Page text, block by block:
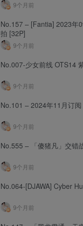
9个月前
No.157 – [Fantia] 2023年
拍 [32P]
9个月前
No.007-少女前线 OTS14
9个月前
No.101 – 2024年11月订
9个月前
No.555 – 「傻猪凡」交错
9个月前
No.064-[DJAWA] Cyber
9个月前